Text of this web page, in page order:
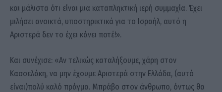
και μάλιστα ότι είναι μια καταπληκτική ιερή συμμαχία. Έχει
μιλήσει ανοικτά, υποστηρικτικά για το Ισραήλ, αυτό η
Αριστερά δεν το έχει κάνει ποτέ!».
Και συνέχισε: «Αν τελικώς καταλήξουμε, χάρη στον
Κασσελάκη, να μην έχουμε Αριστερά στην Ελλάδα, (αυτό
είναι)πολύ καλό πράγμα. Μπράβο στον άνθρωπο, όντως θα